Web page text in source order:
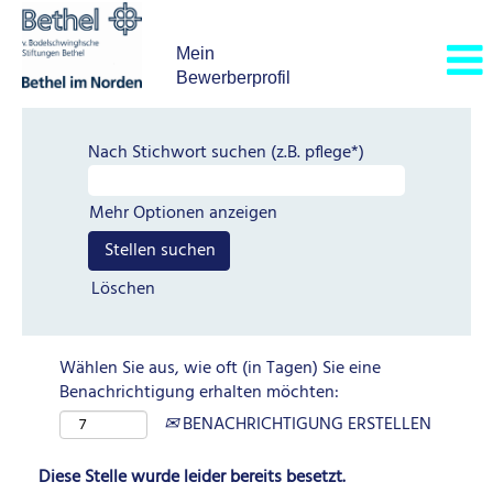
Mein
Bewerberprofil
Nach Stichwort suchen (z.B. pflege*)
Mehr Optionen anzeigen
Löschen
Wählen Sie aus, wie oft (in Tagen) Sie eine
Benachrichtigung erhalten möchten:
BENACHRICHTIGUNG ERSTELLEN
Diese Stelle wurde leider bereits besetzt.